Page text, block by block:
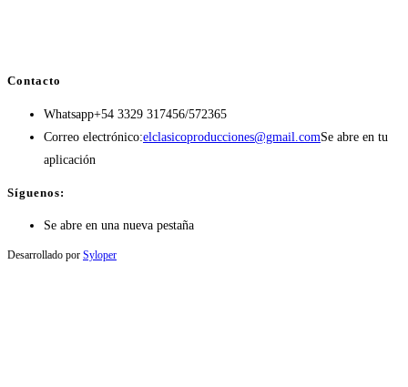
Contacto
Whatsapp+54 3329 317456/572365
Correo electrónico:elclasicoproducciones@gmail.comSe abre en tu
aplicación
Síguenos:
Se abre en una nueva pestaña
Desarrollado por Syloper